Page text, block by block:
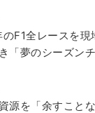
F1全レースを現
「夢のシーズン
源を「余すこと